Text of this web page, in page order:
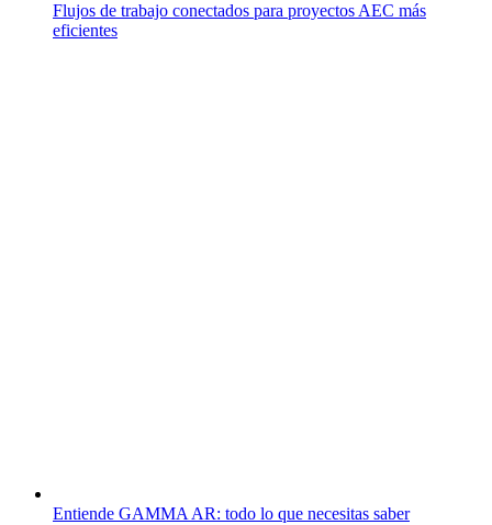
Flujos de trabajo conectados para proyectos AEC más
eficientes
Entiende GAMMA AR: todo lo que necesitas saber